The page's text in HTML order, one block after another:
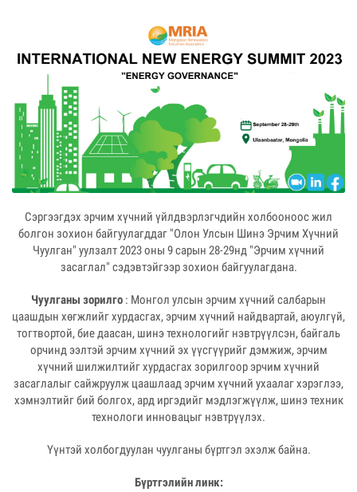
Сэргээгдэх эрчим хүчний үйлдвэрлэгчдийн холбооноос жил
болгон зохион байгуулагддаг "Олон Улсын Шинэ Эрчим Хүчний
Чуулган" уулзалт 2023 оны 9 сарын 28-29нд "Эрчим хүчний
засаглал" сэдэвтэйгээр зохион байгуулагдана.
Чуулганы зорилго : Монгол улсын эрчим хүчний салбарын
цаашдын хөгжлийг хурдасгах, эрчим хүчний найдвартай, аюулгүй,
тогтвортой, бие даасан, шинэ технологийг нэвтрүүлсэн, байгаль
орчинд ээлтэй эрчим хүчний эх үүсгүүрийг дэмжиж, эрчим
хүчний шилжилтийг хурдасгах зорилгоор эрчим хүчний
засаглалыг сайжруулж цаашлаад эрчим хүчний ухаалаг хэрэглээ,
хэмнэлтийг бий болгох, ард иргэдийг мэдлэгжүүлж, шинэ техник
технологи инновацыг нэвтрүүлэх.
Үүнтэй холбогдуулан чуулганы бүртгэл эхэлж байна.
Бүртгэлийн линк: